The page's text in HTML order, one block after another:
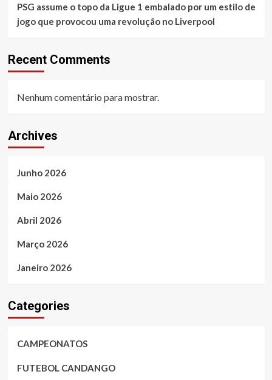
PSG assume o topo da Ligue 1 embalado por um estilo de
jogo que provocou uma revolução no Liverpool
Recent Comments
Nenhum comentário para mostrar.
Archives
Junho 2026
Maio 2026
Abril 2026
Março 2026
Janeiro 2026
Categories
CAMPEONATOS
FUTEBOL CANDANGO